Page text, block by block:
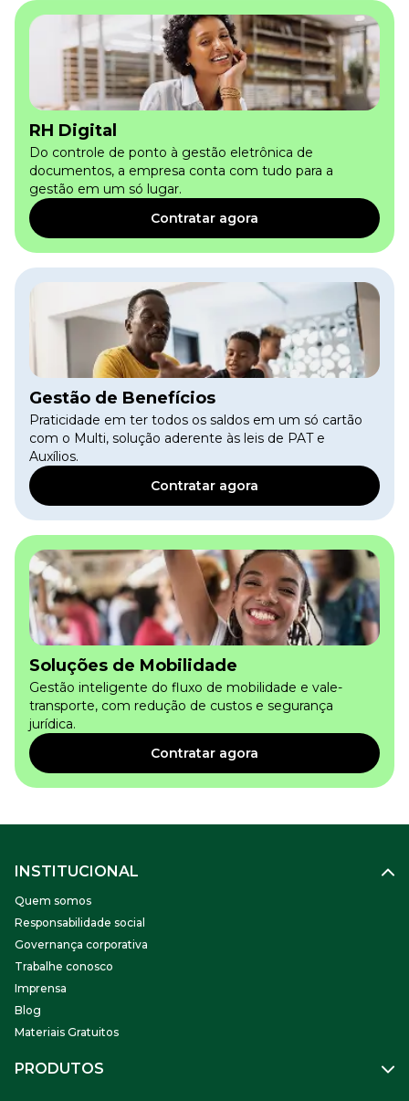
RH Digital
Do controle de ponto à gestão eletrônica de
documentos, a empresa conta com tudo para a
gestão em um só lugar.
Contratar agora
Gestão de Benefícios
Praticidade em ter todos os saldos em um só cartão
com o Multi, solução aderente às leis de PAT e
Auxílios.
Contratar agora
Soluções de Mobilidade
Gestão inteligente do fluxo de mobilidade e vale-
transporte, com redução de custos e segurança
jurídica.
Contratar agora
INSTITUCIONAL
Quem somos
Responsabilidade social
Governança corporativa
Trabalhe conosco
Imprensa
Blog
Materiais Gratuitos
PRODUTOS